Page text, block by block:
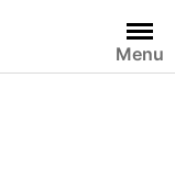
Menu